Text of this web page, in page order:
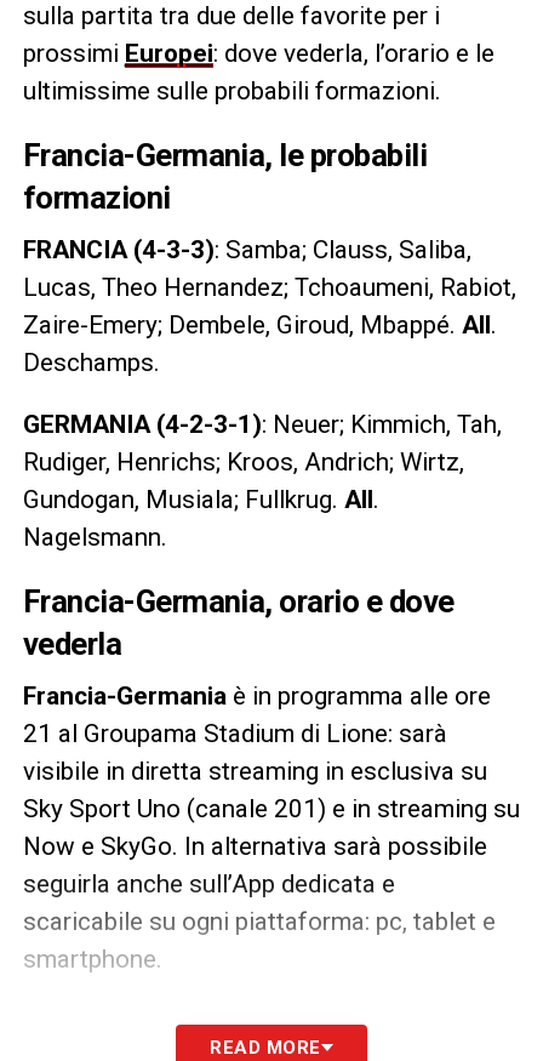
sulla partita tra due delle favorite per i
prossimi Europei: dove vederla, l’orario e le
ultimissime sulle probabili formazioni.
Francia-Germania, le probabili
formazioni
FRANCIA (4-3-3): Samba; Clauss, Saliba,
Lucas, Theo Hernandez; Tchoaumeni, Rabiot,
Zaire-Emery; Dembele, Giroud, Mbappé. All.
Deschamps.
GERMANIA (4-2-3-1): Neuer; Kimmich, Tah,
Rudiger, Henrichs; Kroos, Andrich; Wirtz,
Gundogan, Musiala; Fullkrug. All.
Nagelsmann.
Francia-Germania, orario e dove
vederla
Francia-Germaniaè in programma alle ore
21 al Groupama Stadium di Lione: sarà
visibile in diretta streaming in esclusiva su
Sky Sport Uno (canale 201) e in streaming su
Now e SkyGo. In alternativa sarà possibile
seguirla anche sull’App dedicata e
scaricabile su ogni piattaforma: pc, tablet e
smartphone.
LA PLAYLIST DELLE NOSTRE TOP NEWS
READ MORE